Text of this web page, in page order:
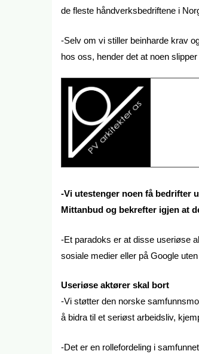
de fleste håndverksbedriftene i
-Selv om vi stiller beinharde krav
hos oss, hender det at noen
-Vi utestenger noen få bedrifter
Mittanbud og bekrefter igjen at
-Et paradoks er at disse useriøse
sosiale medier eller på Google
Useriøse aktører skal bort
-Vi støtter den norske
å bidra til et seriøst arbeidsliv,
-Det er en rollefordeling i